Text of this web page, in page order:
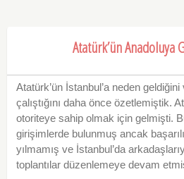
Atatürk’ün Anadoluya
Atatürk’ün İstanbul’a neden
çalıştığını daha önce özetlemiştik.
otoriteye sahip olmak için gelmişti.
girişimlerde bulunmuş ancak
yılmamış ve İstanbul’da
toplantılar düzenlemeye devam